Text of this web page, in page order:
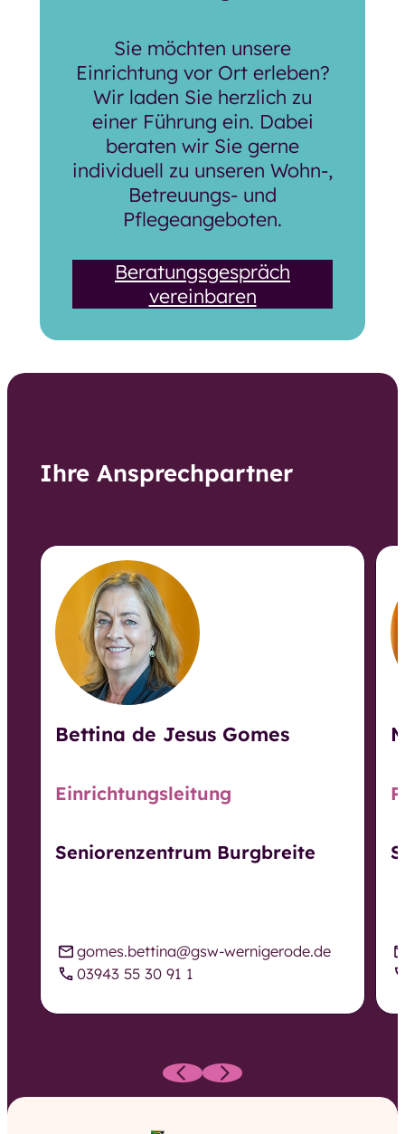
Sie möchten unsere
Einrichtung vor Ort erleben?
Wir laden Sie herzlich zu
einer Führung ein. Dabei
beraten wir Sie gerne
individuell zu unseren Wohn-,
Betreuungs- und
Pflegeangeboten.
Beratungsgespräch
vereinbaren
Ihre Ansprechpartner
Bettina de Jesus Gomes
Einrichtungsleitung
Seniorenzentrum Burgbreite
gomes.bettina@gsw-wernigerode.de
03943 55 30 91 1